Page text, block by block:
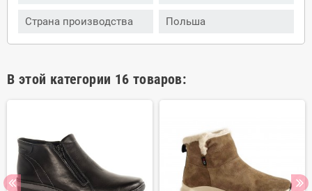
Страна производства Польша
В этой категории 16 товаров: